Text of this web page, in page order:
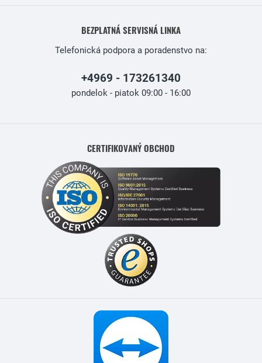
BEZPLATNÁ SERVISNÁ LINKA
Telefonická podpora a poradenstvo na:
+4969 - 173261340
pondelok - piatok 09:00 - 16:00
CERTIFIKOVANÝ OBCHOD